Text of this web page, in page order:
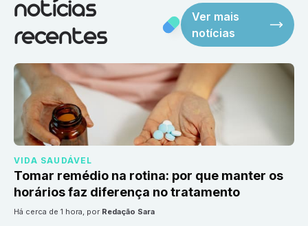
notícias
recentes
Ver mais
notícias
VIDA SAUDÁVEL
Tomar remédio na rotina: por que manter os
horários faz diferença no tratamento
há cerca de 1 hora, por Redação Sara